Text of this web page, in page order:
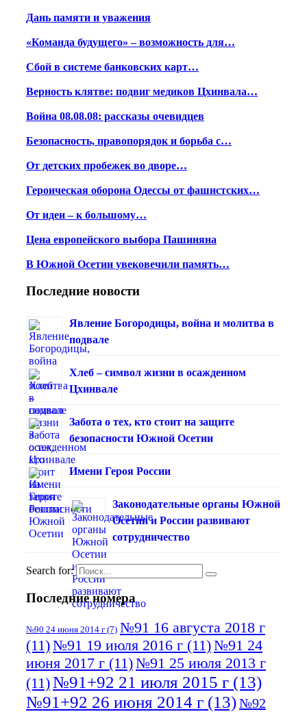
Дань памяти и уважения
«Команда будущего» – возможность для…
Сбой в системе банковских карт…
Верность клятве: подвиг медиков Цхинвала…
Война 08.08.08: рассказы очевидцев
Безопасность, правопорядок и борьба с…
От детских пробежек во дворе…
Героическая оборона Одессы от фашистских…
От идеи – к большому…
Цена европейского выбора Пашиняна
В Южной Осетии увековечили память…
Последние новости
Явление Богородицы, война и молитва в
подвале
Хлеб – символ жизни в осажденном
Цхинвале
Забота о тех, кто стоит на защите
безопасности Южной Осетии
Имени Героя России
Законодательные органы Южной
Осетии и России развивают
сотрудничество
Search for:
Последние номера
№90 24 июня 2014 г (7) №91 16 августа 2018 г
(11)№91 19 июля 2016 г (11)№91 24
июня 2017 г (11)№91 25 июля 2013 г
(11)№91+92 21 июля 2015 г (13)
№91+92 26 июня 2014 г (13)№92